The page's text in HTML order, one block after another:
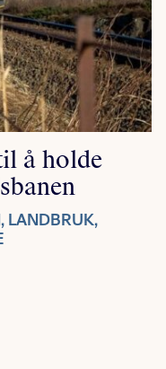
å holde
LANDBRUK,